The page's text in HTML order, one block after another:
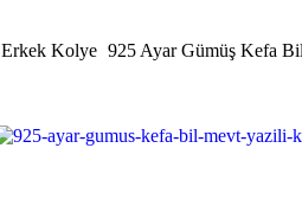
Erkek Kolye 925 Ayar Gümüş Kefa